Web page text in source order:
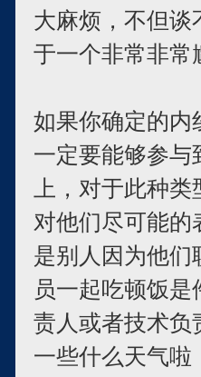
大麻烦，不但谈
于一个非常非常
如果你确定的内
一定要能够参与
上，对于此种
对他们尽可能
是别人因为他们
员一起吃顿饭
责人或者技术负
一些什么天气啦